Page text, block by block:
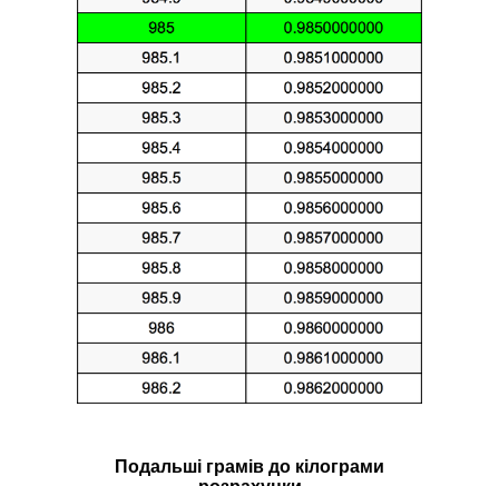
Подальші грамів до кілограми